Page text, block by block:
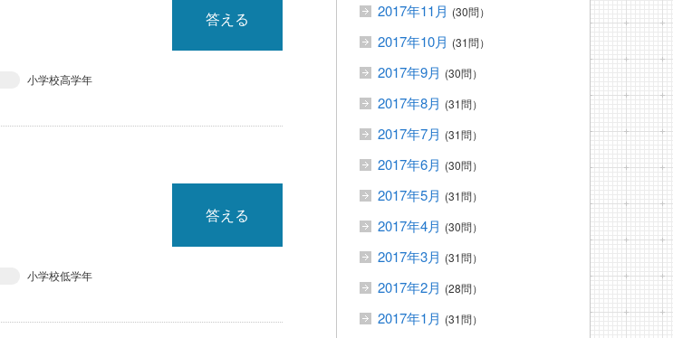
答える
小学校高学年
答える
小学校低学年
2017年11月 (30問）
2017年10月 (31問）
2017年9月 (30問）
2017年8月 (31問）
2017年7月 (31問）
2017年6月 (30問）
2017年5月 (31問）
2017年4月 (30問）
2017年3月 (31問）
2017年2月 (28問）
2017年1月 (31問）